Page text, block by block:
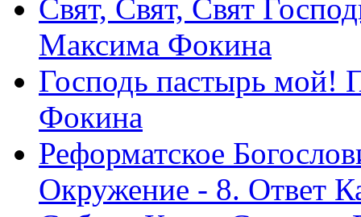
Свят, Свят, Свят
Максима Фокина
Господь пастырь мой!
Фокина
Реформатское
Окружение - 8. Ответ